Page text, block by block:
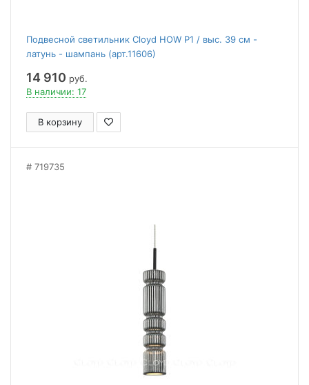
Подвесной светильник Cloyd HOW P1 / выс. 39 см -
латунь - шампань (арт.11606)
14 910 руб.
В наличии: 17
В корзину
719735